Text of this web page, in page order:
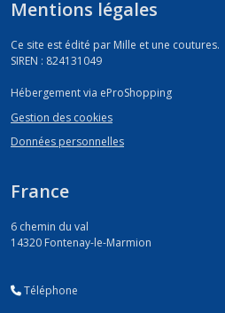
Mentions légales
Ce site est édité par Mille et une coutures.
SIREN : 824131049
Hébergement via eProShopping
Gestion des cookies
Données personnelles
France
6 chemin du val
14320 Fontenay-le-Marmion
Téléphone